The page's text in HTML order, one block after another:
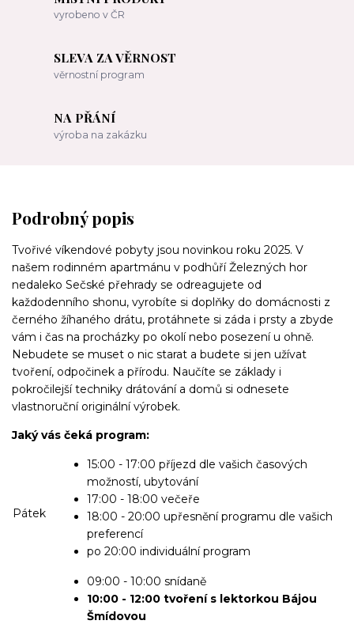
vyrobeno v ČR
SLEVA ZA VĚRNOST
věrnostní program
NA PŘÁNÍ
výroba na zakázku
Podrobný popis
Tvořivé víkendové pobyty jsou novinkou roku 2025. V
našem rodinném apartmánu v podhůří Železných hor
nedaleko Sečské přehrady se odreagujete od
každodenního shonu, vyrobíte si doplňky do domácnosti z
černého žíhaného drátu, protáhnete si záda i prsty a zbyde
vám i čas na procházky po okolí nebo posezení u ohně.
Nebudete se muset o nic starat a budete si jen užívat
tvoření, odpočinek a přírodu. Naučíte se základy i
pokročilejší techniky drátování a domů si odnesete
vlastnoruční originální výrobek.
Jaký vás čeká program:
Pátek
15:00 - 17:00 příjezd dle vašich časových
možností, ubytování
17:00 - 18:00 večeře
18:00 - 20:00 upřesnění programu dle vašich
preferencí
po 20:00 individuální program
09:00 - 10:00 snídaně
10:00 - 12:00 tvoření s lektorkou Bájou
Šmídovou